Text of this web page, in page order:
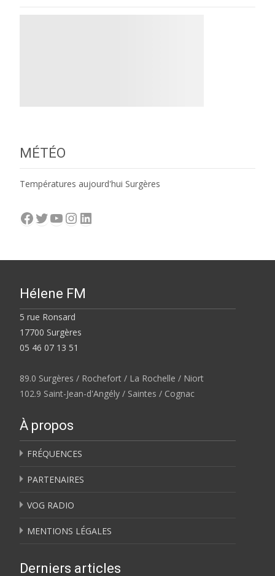
MÉTÉO
Températures aujourd'hui Surgères
Facebook
Twitter
YouTube
Instagram
LinkedIn
Hélene FM
5 rue Ronsard
17700 Surgères
05 46 07 13 51
89.0 Surgères / Rochefort / La Rochelle / Niort
102.9 Saint-Jean-d'Angély / Saintes / Cognac
À propos
FRÉQUENCES
PARTENAIRES
VOG RADIO
MENTIONS LÉGALES
Derniers articles